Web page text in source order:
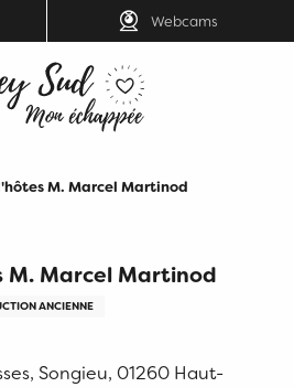
Webcams
M. Marcel Martinod
M. Marcel Martinod
ANCIENNE
Songieu, 01260 Haut-